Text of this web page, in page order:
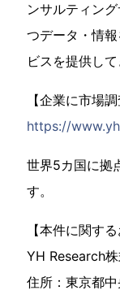
ンサルティン
つデータ・情
ビスを提供して
【企業に市場
https://
世界5カ国に拠
す。
【本件に関す
YH Research
住所：東京都